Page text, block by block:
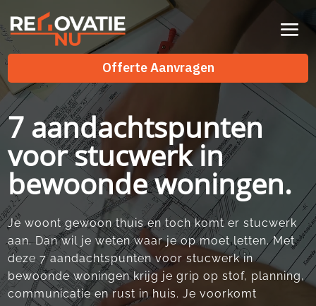
Offerte Aanvragen
7 aandachtspunten
voor stucwerk in
bewoonde woningen.
Je woont gewoon thuis en toch komt er stucwerk
aan.​ Dan wil je weten waar je op moet letten.​ Met
deze 7 aandachtspunten voor stucwerk in
bewoonde woningen krijg je grip op stof, planning,
communicatie en rust in huis.​ Je voorkomt